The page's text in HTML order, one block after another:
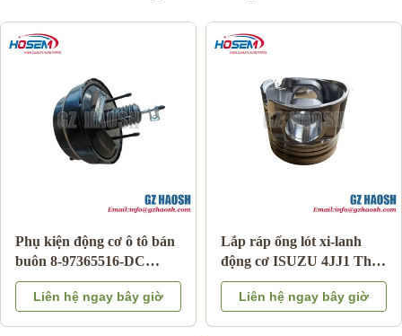
Phụ kiện động cơ ô tô bán
buôn 8-97365516-DC
phanh tăng cường cho
Isuzu DMAX 03-06
Liên hệ ngay bây giờ
Lắp ráp ống lót xi-lanh
động cơ ISUZU 4JJ1 Thay
thế OEM Bảo hành 3
tháng
Liên hệ ngay bây giờ